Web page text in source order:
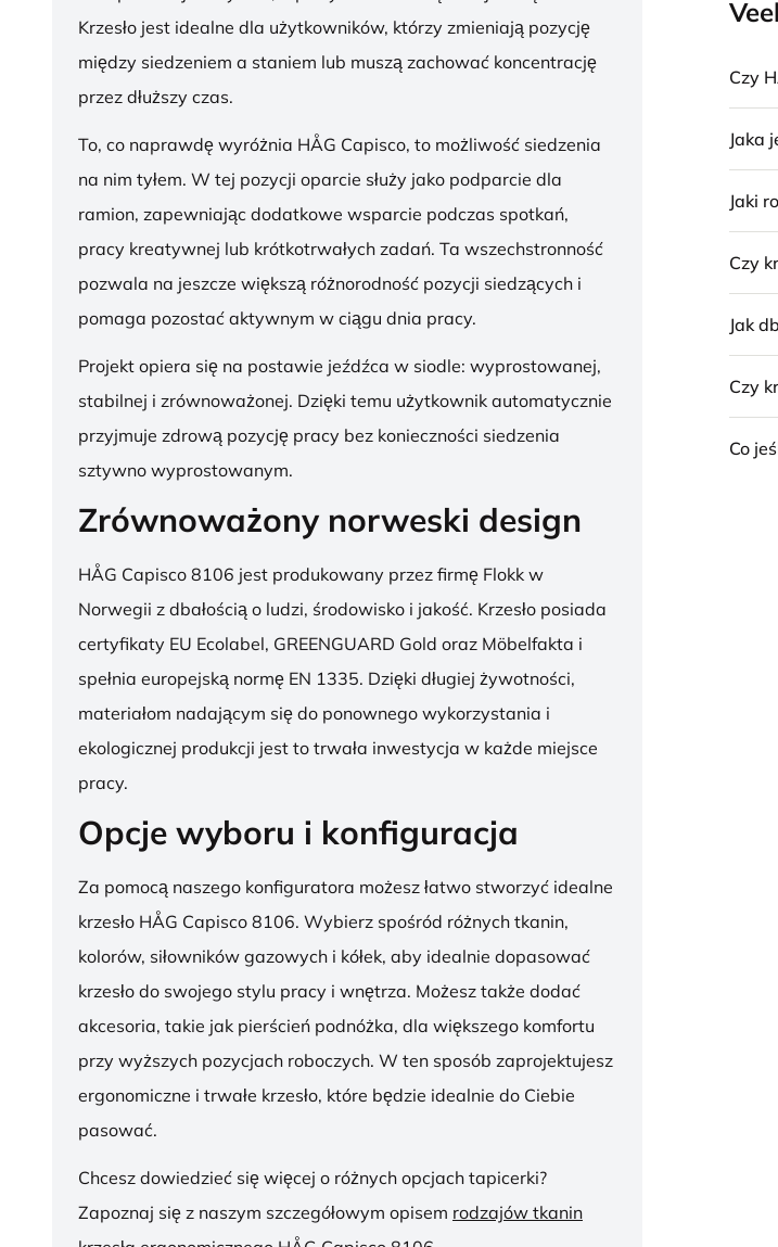
Krzesło jest idealne dla użytkowników, którzy zmieniają pozycję
między siedzeniem a staniem lub muszą zachować koncentrację
przez dłuższy czas.
To, co naprawdę wyróżnia HÅG Capisco, to możliwość siedzenia
na nim tyłem. W tej pozycji oparcie służy jako podparcie dla
ramion, zapewniając dodatkowe wsparcie podczas spotkań,
pracy kreatywnej lub krótkotrwałych zadań. Ta wszechstronność
pozwala na jeszcze większą różnorodność pozycji siedzących i
pomaga pozostać aktywnym w ciągu dnia pracy.
Projekt opiera się na postawie jeźdźca w siodle: wyprostowanej,
stabilnej i zrównoważonej. Dzięki temu użytkownik automatycznie
przyjmuje zdrową pozycję pracy bez konieczności siedzenia
sztywno wyprostowanym.
Zrównoważony norweski design
HÅG Capisco 8106 jest produkowany przez firmę Flokk w
Norwegii z dbałością o ludzi, środowisko i jakość. Krzesło posiada
certyfikaty EU Ecolabel, GREENGUARD Gold oraz Möbelfakta i
spełnia europejską normę EN 1335. Dzięki długiej żywotności,
materiałom nadającym się do ponownego wykorzystania i
ekologicznej produkcji jest to trwała inwestycja w każde miejsce
pracy.
Opcje wyboru i konfiguracja
Za pomocą naszego konfiguratora możesz łatwo stworzyć idealne
krzesło HÅG Capisco 8106. Wybierz spośród różnych tkanin,
kolorów, siłowników gazowych i kółek, aby idealnie dopasować
krzesło do swojego stylu pracy i wnętrza. Możesz także dodać
akcesoria, takie jak pierścień podnóżka, dla większego komfortu
przy wyższych pozycjach roboczych. W ten sposób zaprojektujesz
ergonomiczne i trwałe krzesło, które będzie idealnie do Ciebie
pasować.
Chcesz dowiedzieć się więcej o różnych opcjach tapicerki?
Zapoznaj się z naszym szczegółowym opisem rodzajów tkanin
Czy
Jaka
Jaki
Czy
Jak
Czy
Co